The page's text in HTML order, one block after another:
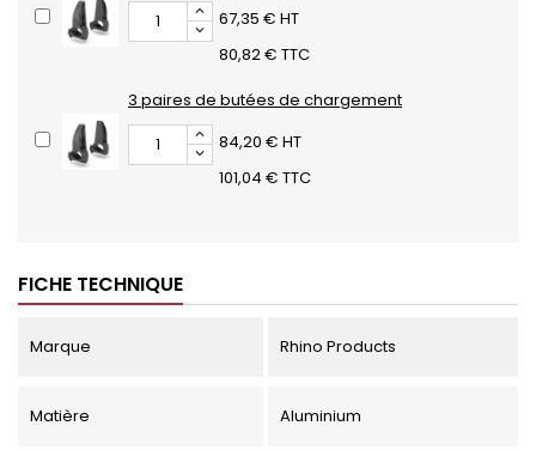
67,35 € HT
80,82 € TTC
3 paires de butées de chargement
84,20 € HT
101,04 € TTC
FICHE TECHNIQUE
Marque Rhino Products
Matière Aluminium